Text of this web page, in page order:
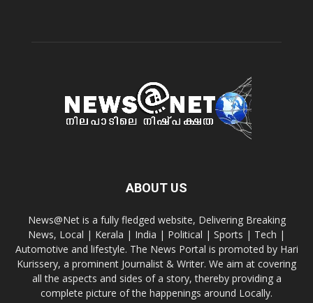
ABOUT US
News@Net is a fully fledged website, Delivering Breaking
News, Local | Kerala | India | Political | Sports | Tech |
Automotive and lifestyle. The News Portal is promoted by Hari
Kurissery, a prominent Journalist & Writer. We aim at covering
all the aspects and sides of a story, thereby providing a
complete picture of the happenings around Locally.